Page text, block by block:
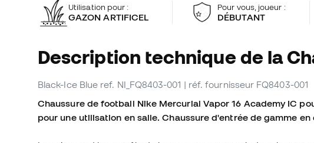
Utilisation pour :
GAZON ARTIFICEL
Pour vous, joueur :
DÉBUTANT
Description technique de la
Black-Ice Blue ref. NI_FQ8403-001 | réf. fournisseur FQ8403-001
Chaussure de football Nike Mercurial Vapor 16 Academy IC
pour une utilisation en salle. Chaussure d'entrée de gamme en